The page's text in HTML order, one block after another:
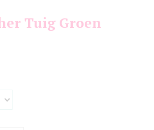
Tuig Groen